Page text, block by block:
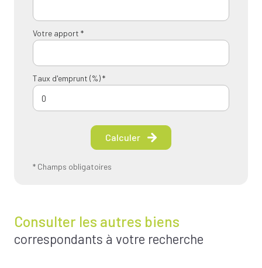
Votre apport *
Taux d'emprunt (%) *
Calculer
* Champs obligatoires
Consulter les autres biens
correspondants à votre recherche